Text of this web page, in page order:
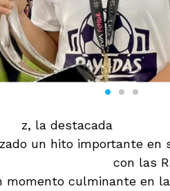
z, la destacada
un hito importante en
con las
momento culminante en